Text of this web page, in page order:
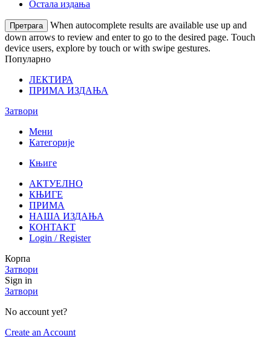
Остала издања
Претрага
When autocomplete results are available use up and
down arrows to review and enter to go to the desired page. Touch
device users, explore by touch or with swipe gestures.
Популарно
ЛЕКТИРА
ПРИМА ИЗДАЊА
Затвори
Мени
Категорије
Књиге
АКТУЕЛНО
КЊИГЕ
ПРИМА
НАША ИЗДАЊА
КОНТАКТ
Login / Register
Корпа
Затвори
Sign in
Затвори
No account yet?
Create an Account